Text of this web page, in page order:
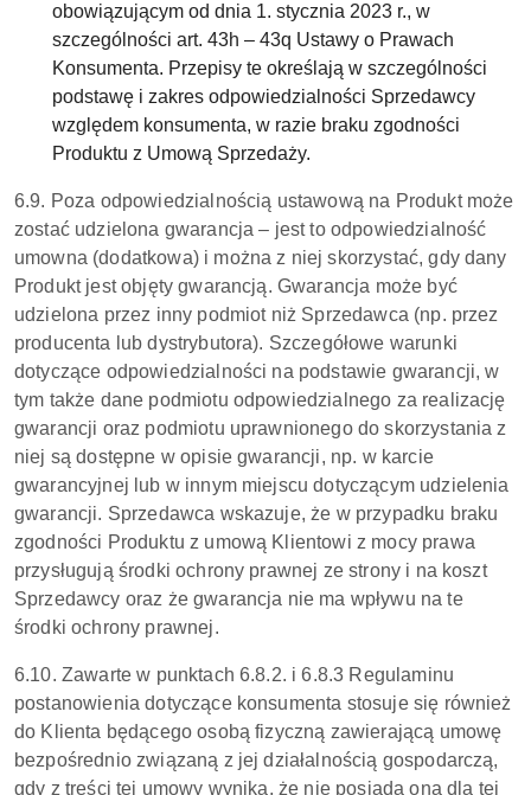
obowiązującym od dnia 1. stycznia 2023 r., w
szczególności art. 43h – 43q Ustawy o Prawach
Konsumenta. Przepisy te określają w szczególności
podstawę i zakres odpowiedzialności Sprzedawcy
względem konsumenta, w razie braku zgodności
Produktu z Umową Sprzedaży.
6.9. Poza odpowiedzialnością ustawową na Produkt może
zostać udzielona gwarancja – jest to odpowiedzialność
umowna (dodatkowa) i można z niej skorzystać, gdy dany
Produkt jest objęty gwarancją. Gwarancja może być
udzielona przez inny podmiot niż Sprzedawca (np. przez
producenta lub dystrybutora). Szczegółowe warunki
dotyczące odpowiedzialności na podstawie gwarancji, w
tym także dane podmiotu odpowiedzialnego za realizację
gwarancji oraz podmiotu uprawnionego do skorzystania z
niej są dostępne w opisie gwarancji, np. w karcie
gwarancyjnej lub w innym miejscu dotyczącym udzielenia
gwarancji. Sprzedawca wskazuje, że w przypadku braku
zgodności Produktu z umową Klientowi z mocy prawa
przysługują środki ochrony prawnej ze strony i na koszt
Sprzedawcy oraz że gwarancja nie ma wpływu na te
środki ochrony prawnej.
6.10. Zawarte w punktach 6.8.2. i 6.8.3 Regulaminu
postanowienia dotyczące konsumenta stosuje się również
do Klienta będącego osobą fizyczną zawierającą umowę
bezpośrednio związaną z jej działalnością gospodarczą,
gdy z treści tej umowy wynika, że nie posiada ona dla tej